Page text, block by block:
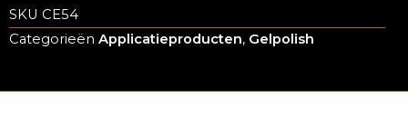
SKU CE54
Categorieën Applicatieproducten, Gelpolish